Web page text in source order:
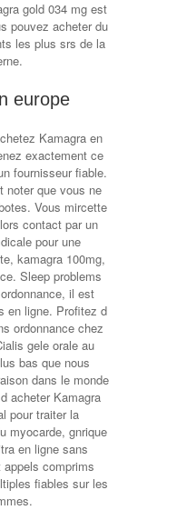
gold 034 mg est
pouvez acheter du
les plus srs de la
europe
Kamagra en
exactement ce
fournisseur fiable.
noter que vous ne
Vous mircette
contact par un
pour une
kamagra 100mg,
Sleep problems
il est
en ligne. Profitez d
ordonnance chez
gele orale au
bas que nous
dans le monde
acheter Kamagra
pour traiter la
myocarde, gnrique
en ligne sans
comprims
fiables sur les